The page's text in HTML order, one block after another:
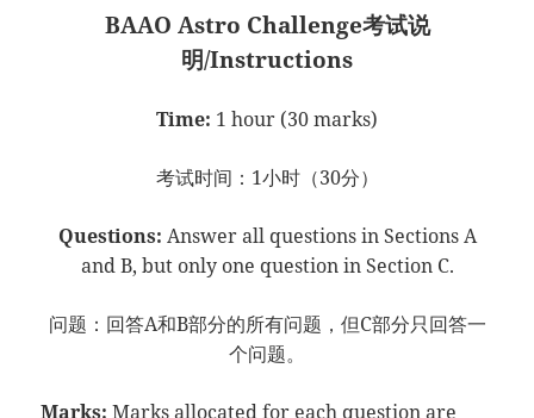
BAAO Astro Challenge考试说
明/Instructions
Time: 1 hour (30 marks)
考试时间：1小时（30分）
Questions: Answer all questions in Sections A
and B, but only one question in Section C.
问题：回答A和B部分的所有问题，但C部分只回答一
个问题。
Marks:Marks allocated for each question are